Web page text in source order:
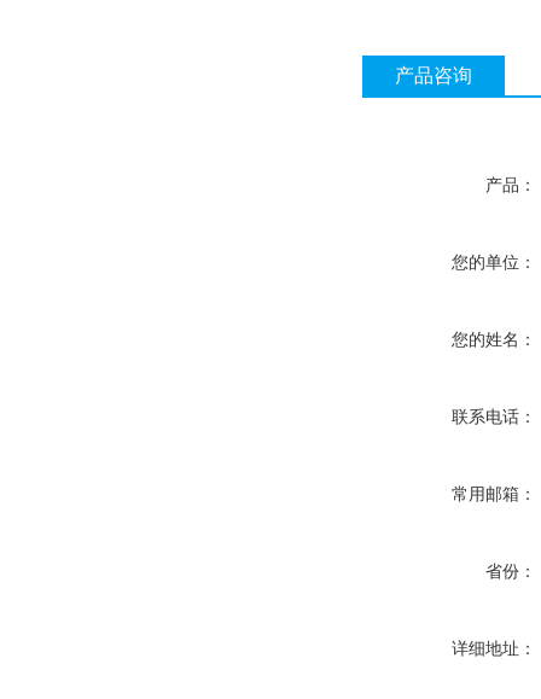
产品咨询
产品：
您的单位：
您的姓名：
联系电话：
常用邮箱：
省份：
详细地址：